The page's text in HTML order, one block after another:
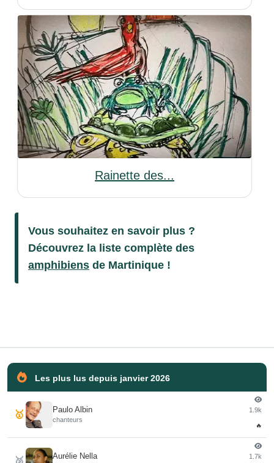
Rainette des...
Vous souhaitez en savoir plus ?
Découvrez la liste complète des
amphibiens de Martinique !
Les plus lus depuis janvier 2026
🥇 Paulo Albin
chanteurs
1.9k
🔥
Aurélie Nella 1.7k